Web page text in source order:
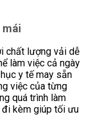
chất lượng vải dễ
làm việc cả ngày
y tế may sẵn
việc của từng
quá trình làm
đi kèm giúp tối ưu